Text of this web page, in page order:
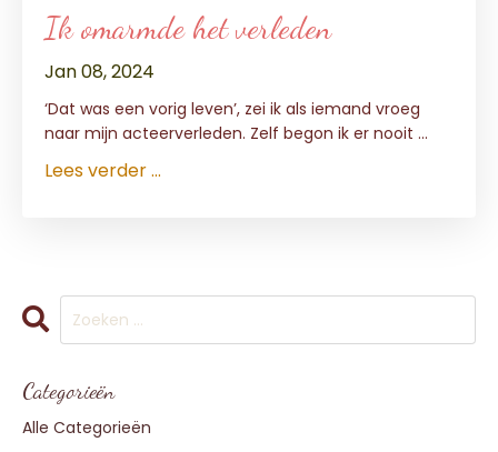
Ik omarmde het verleden
Jan 08, 2024
‘Dat was een vorig leven’, zei ik als iemand vroeg
naar mijn acteerverleden. Zelf begon ik er nooit ...
Lees verder ...
Categorieën
Alle Categorieën